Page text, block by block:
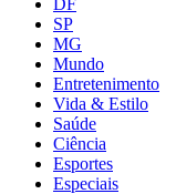
SP
MG
Mundo
Entretenimento
Vida & Estilo
Saúde
Ciência
Esportes
Especiais